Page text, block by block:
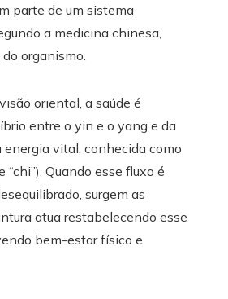
parte de um sistema
a medicina chinesa,
organismo.
oriental, a saúde é
entre o yin e o yang e da
energia vital, conhecida como
“chi”). Quando esse fluxo é
surgem as
atua restabelecendo esse
bem-estar físico e